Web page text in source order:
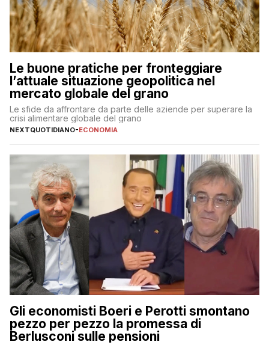
Le buone pratiche per fronteggiare
l’attuale situazione geopolitica nel
mercato globale del grano
Le sfide da affrontare da parte delle aziende per superare la
crisi alimentare globale del grano
NEXTQUOTIDIANO-ECONOMIA
Gli economisti Boeri e Perotti smontano
pezzo per pezzo la promessa di
Berlusconi sulle pensioni